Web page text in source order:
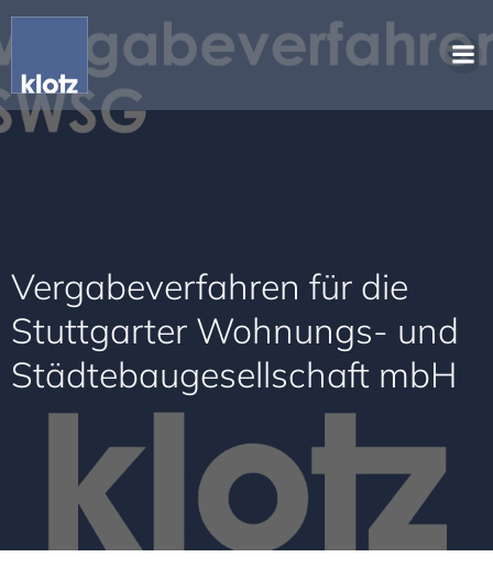
Vergabeverfahren für die
Stuttgarter Wohnungs- und
Städtebaugesellschaft mbH